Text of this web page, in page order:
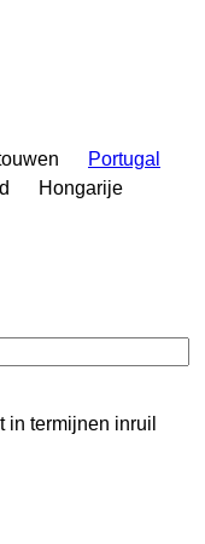
Portugal
Hongarije
in termijnen inruil